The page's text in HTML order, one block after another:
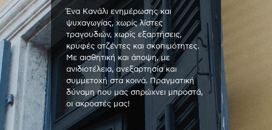
Ένα Κανάλι ενημέρωσης και
ψυχαγωγίας, χωρίς λίστες
τραγουδιών, χωρίς εξαρτήσεις,
κρυφές ατζέντες και σκοπιμότητες.
Με αισθητική και άποψη, με
ανιδιοτέλεια, ανεξαρτησία και
συμμετοχή στα κοινά. Πραγματική
δύναμη που μας σπρώχνει μπροστά,
οι ακροατές μας!